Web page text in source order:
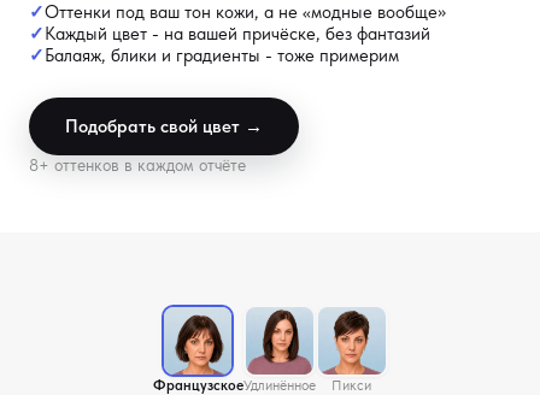
Оттенки под ваш тон кожи, а не «модные вообще»
Каждый цвет - на вашей причёске, без фантазий
Балаяж, блики и градиенты - тоже примерим
Подобрать свой цвет →
8+ оттенков в каждом отчёте
ФранцузскоеУдлинённое Пикси